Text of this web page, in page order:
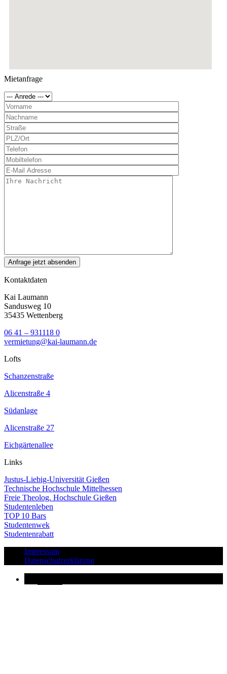
Mietanfrage
Kontaktdaten
Kai Laumann
Sandusweg 10
35435 Wettenberg
06 41 – 931118 0
vermietung@kai-laumann.de
Lofts
Schanzenstraße
Alicenstraße 4
Südanlage
Alicenstraße 27
Eichgärtenallee
Links
Justus-Liebig-Universität Gießen
Technische Hochschule Mittelhessen
Freie Theolog. Hochschule Gießen
Studentenleben
TOP 10 Bars
Studentenwek
Studentenrabatt
Impressum
Datenschutzerklärung